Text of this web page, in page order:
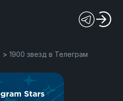
>1900 звезд в Телеграм